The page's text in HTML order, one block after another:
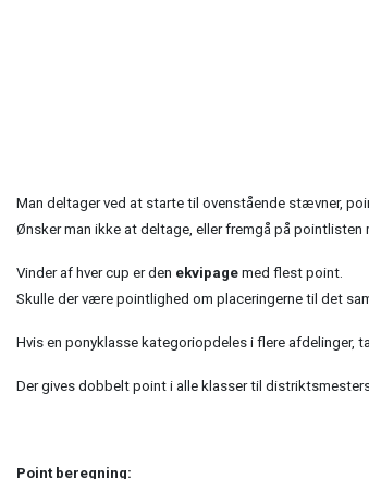
Man deltager ved at starte til ovenstående stævner,
Ønsker man ikke at deltage, eller fremgå på pointlisten
Vinder af hver cup er den ekvipage med flest point.
Skulle der være pointlighed om placeringerne til det
Hvis en ponyklasse kategoriopdeles i flere afdelinger,
Der gives dobbelt point i alle klasser til
Point beregning: